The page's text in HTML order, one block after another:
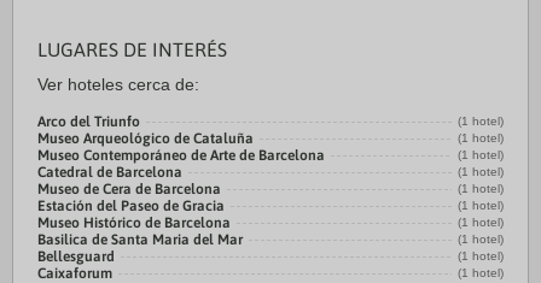
LUGARES DE INTERÉS
Ver hoteles cerca de:
Arco del Triunfo (1 hotel)
Museo Arqueológico de Cataluña (1 hotel)
Museo Contemporáneo de Arte de Barcelona (1 hotel)
Catedral de Barcelona (1 hotel)
Museo de Cera de Barcelona (1 hotel)
Estación del Paseo de Gracia (1 hotel)
Museo Histórico de Barcelona (1 hotel)
Basilica de Santa Maria del Mar (1 hotel)
Bellesguard (1 hotel)
Caixaforum (1 hotel)